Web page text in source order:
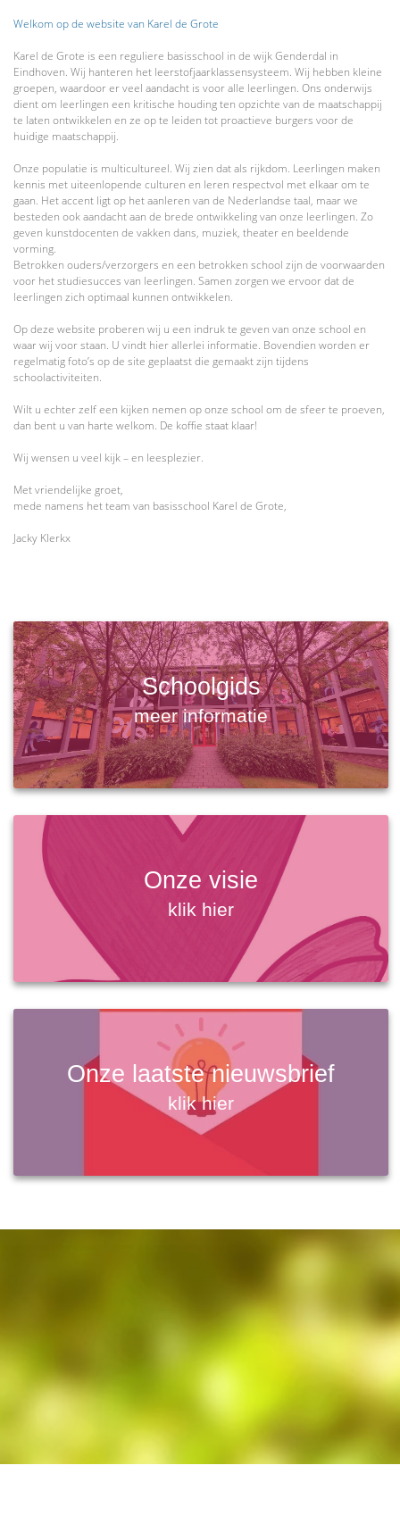
Welkom op de website van Karel de Grote
Karel de Grote is een reguliere basisschool in de wijk Genderdal in
Eindhoven. Wij hanteren het leerstofjaarklassensysteem. Wij hebben kleine
groepen, waardoor er veel aandacht is voor alle leerlingen. Ons onderwijs
dient om leerlingen een kritische houding ten opzichte van de maatschappij
te laten ontwikkelen en ze op te leiden tot proactieve burgers voor de
huidige maatschappij.
Onze populatie is multicultureel. Wij zien dat als rijkdom. Leerlingen maken
kennis met uiteenlopende culturen en leren respectvol met elkaar om te
gaan. Het accent ligt op het aanleren van de Nederlandse taal, maar we
besteden ook aandacht aan de brede ontwikkeling van onze leerlingen. Zo
geven kunstdocenten de vakken dans, muziek, theater en beeldende
vorming.
Betrokken ouders/verzorgers en een betrokken school zijn de voorwaarden
voor het studiesucces van leerlingen. Samen zorgen we ervoor dat de
leerlingen zich optimaal kunnen ontwikkelen.
Op deze website proberen wij u een indruk te geven van onze school en
waar wij voor staan. U vindt hier allerlei informatie. Bovendien worden er
regelmatig foto’s op de site geplaatst die gemaakt zijn tijdens
schoolactiviteiten.
Wilt u echter zelf een kijken nemen op onze school om de sfeer te proeven,
dan bent u van harte welkom. De koffie staat klaar!
Wij wensen u veel kijk – en leesplezier.
Met vriendelijke groet,
mede namens het team van basisschool Karel de Grote,
Jacky Klerkx
Schoolgids
meer informatie
Onze visie
klik hier
Onze laatste nieuwsbrief
klik hier